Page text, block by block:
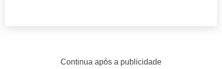
Continua após a publicidade